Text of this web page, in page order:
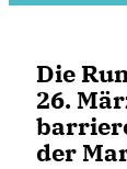
Die
26.
der